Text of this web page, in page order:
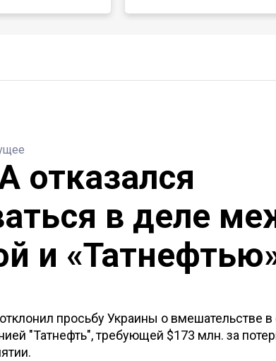
отказался
в деле
и
просьбу Украины о вмешательстве в
"Татнефть", требующей $173 млн. за